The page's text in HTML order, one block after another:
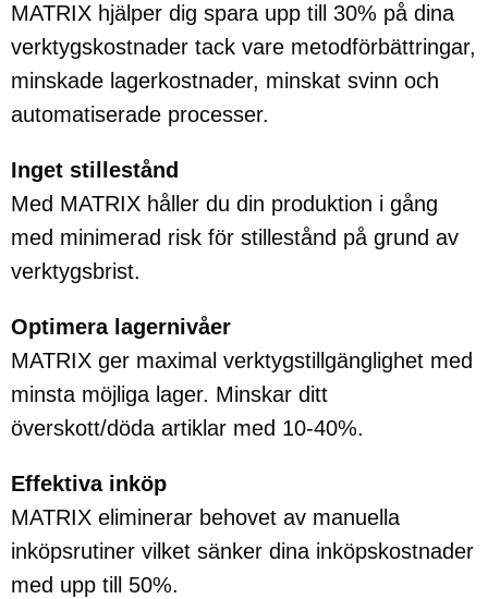
MATRIX hjälper dig spara upp till 30% på dina
verktygskostnader tack vare metodförbättringar,
minskade lagerkostnader, minskat svinn och
automatiserade processer.
Inget stillestånd
Med MATRIX håller du din produktion i gång
med minimerad risk för stillestånd på grund av
verktygsbrist.
Optimera lagernivåer
MATRIX ger maximal verktygstillgänglighet med
minsta möjliga lager. Minskar ditt
överskott/döda artiklar med 10-40%.
Effektiva inköp
MATRIX eliminerar behovet av manuella
inköpsrutiner vilket sänker dina inköpskostnader
med upp till 50%.